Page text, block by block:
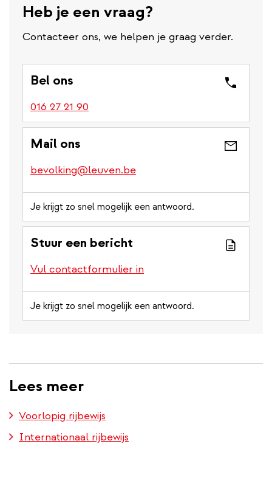
Heb je een vraag?
Contacteer ons, we helpen je graag verder.
Bel ons
016 27 21 90
Mail ons
bevolking@leuven.be
Je krijgt zo snel mogelijk een antwoord.
Stuur een bericht
Vul contactformulier in
Je krijgt zo snel mogelijk een antwoord.
Lees meer
Voorlopig rijbewijs
Internationaal rijbewijs